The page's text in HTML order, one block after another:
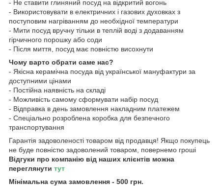
- Не ставити глиняний посуд на відкритий вогонь
- Використовувати в електричних і газових духовках з
поступовим нагріванням до необхідної температури
- Мити посуд вручну тільки в теплій воді з додаванням
гірчичного порошку або соди
- Після миття, посуд має повністю висохнути
Чому варто обрати саме нас?
- Якісна керамічна посуда від української мануфактури за
доступними цінами
- Постійна наявність на складі
- Можливість самому сформувати набір посуд
- Відправка в день замовлення накладним платежем
- Спеціально розроблена коробка для безпечного
транспортування
Гарантія задоволеності товаром від продавця! Якщо покупець
не буде повністю задоволений товаром, повернемо гроші
Відгуки про компанію від наших клієнтів можна
переглянути тут
Мінімальна сума замовлення - 500 грн.